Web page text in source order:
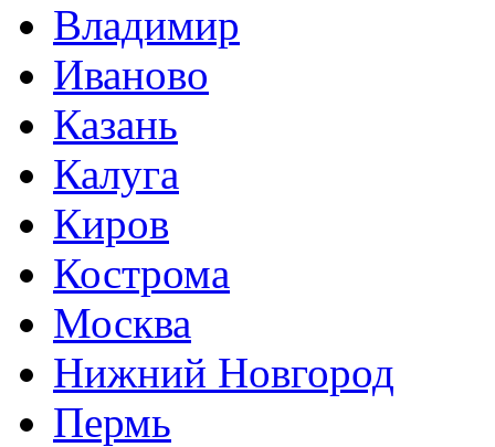
Владимир
Иваново
Казань
Калуга
Киров
Кострома
Москва
Нижний Новгород
Пермь